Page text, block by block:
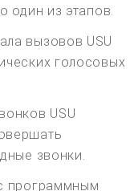
один из этапов.
вызовов USU
голосовых
USU
звонки.
программным